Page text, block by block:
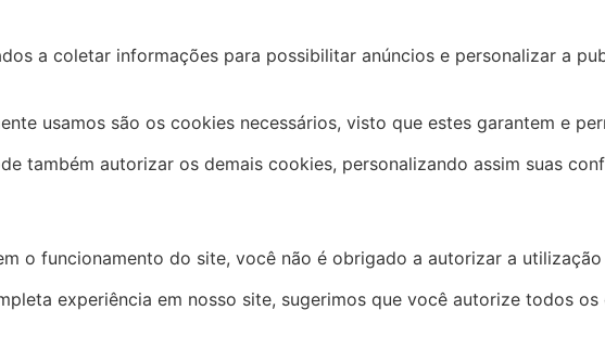
a coletar informações para possibilitar anúncios e personalizar a
usamos são os cookies necessários, visto que estes garantem e
também autorizar os demais cookies, personalizando assim suas
o funcionamento do site, você não é obrigado a autorizar a
experiência em nosso site, sugerimos que você autorize todos os